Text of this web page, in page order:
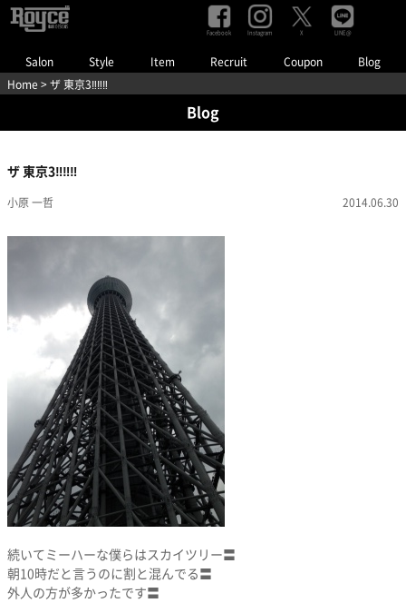
Salon Style Item Recruit Coupon Blog
Facebook Instagram X LINE@
Home > ザ 東京3‼︎‼︎‼︎
Blog
ザ 東京3‼︎‼︎‼︎
小原 一哲 2014.06.30
続いてミーハーな僕らはスカイツリー〓
朝10時だと言うのに割と混んでる〓
外人の方が多かったです〓